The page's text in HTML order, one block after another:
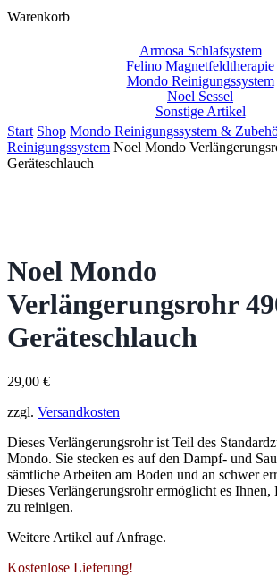
WarenkorbClose
Armosa Schlafsystem
Felino Magnetfeldtherapie
Mondo Reinigungssystem
Noel Sessel
Sonstige Artikel
Start Shop Mondo Reinigungssystem &
Reinigungssystem Noel Mondo
Geräteschlauch
Noel Mondo
Verlängerungsrohr
Geräteschlauch
29,00 €
zzgl. Versandkosten
Dieses Verlängerungsrohr ist Teil des
Mondo. Sie stecken es auf den Dampf- und
sämtliche Arbeiten am Boden und an schwer
Dieses Verlängerungsrohr ermöglicht es Ihnen,
zu reinigen.
Weitere Artikel auf Anfrage.
Kostenlose Lieferung!